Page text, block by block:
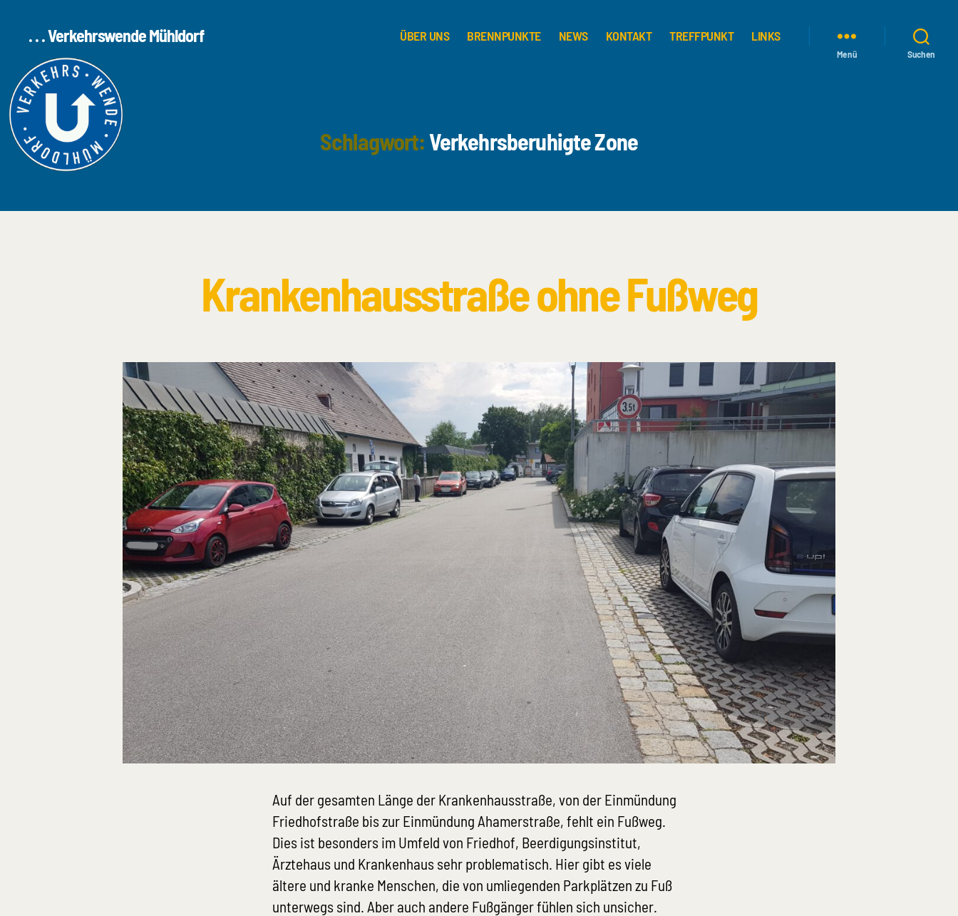
. . . Verkehrswende Mühldorf ÜBER UNS BRENNPUNKTE NEWS KONTAKT TREFFPUNKT LINKS
Menü Suchen
Schlagwort:Verkehrsberuhigte Zone
Krankenhausstraße ohne Fußweg
Auf der gesamten Länge der Krankenhausstraße, von der Einmündung
Friedhofstraße bis zur Einmündung Ahamerstraße, fehlt ein Fußweg.
Dies ist besonders im Umfeld von Friedhof, Beerdigungsinstitut,
Ärztehaus und Krankenhaus sehr problematisch. Hier gibt es viele
ältere und kranke Menschen, die von umliegenden Parkplätzen zu Fuß
unterwegs sind. Aber auch andere Fußgänger fühlen sich unsicher.